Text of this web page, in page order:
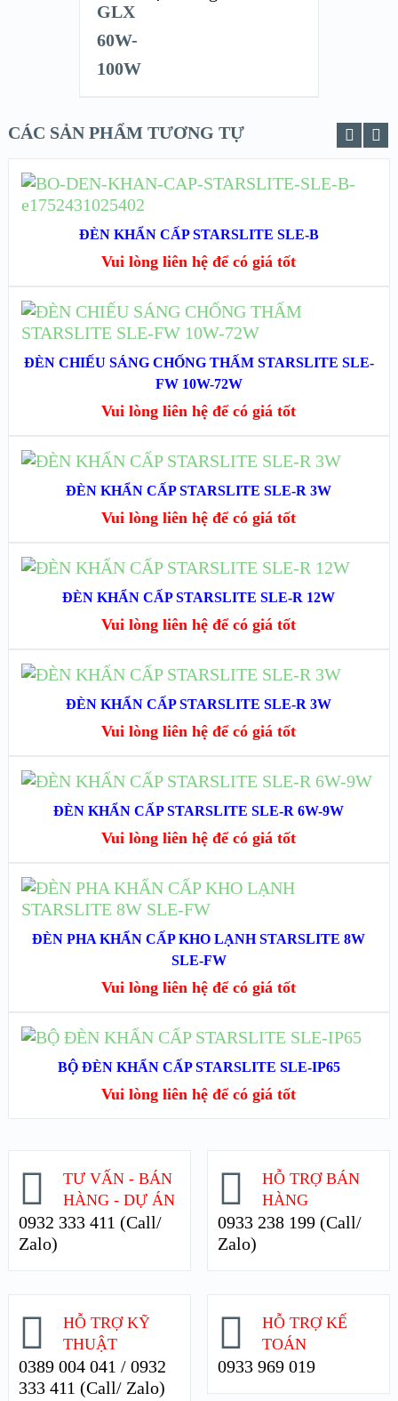
CÁC SẢN PHẨM TƯƠNG TỰ
XEM NHANH
ĐỌC TIẾP
ĐÈN KHẨN CẤP STARSLITE SLE-B
Vui lòng liên hệ để có giá tốt
XEM NHANH
XEM CHI TIẾT
ĐỌC TIẾP
ĐÈN CHIẾU SÁNG CHỐNG THẤM STARSLITE SLE-
FW 10W-72W
Vui lòng liên hệ để có giá tốt
XEM NHANH
XEM CHI TIẾT
ĐỌC TIẾP
ĐÈN KHẨN CẤP STARSLITE SLE-R 3W
Vui lòng liên hệ để có giá tốt
XEM NHANH
XEM CHI TIẾT
ĐỌC TIẾP
ĐÈN KHẨN CẤP STARSLITE SLE-R 12W
Vui lòng liên hệ để có giá tốt
XEM NHANH
XEM CHI TIẾT
ĐỌC TIẾP
ĐÈN KHẨN CẤP STARSLITE SLE-R 3W
Vui lòng liên hệ để có giá tốt
XEM NHANH
XEM CHI TIẾT
ĐỌC TIẾP
ĐÈN KHẨN CẤP STARSLITE SLE-R 6W-9W
Vui lòng liên hệ để có giá tốt
XEM NHANH
XEM CHI TIẾT
ĐỌC TIẾP
ĐÈN PHA KHẨN CẤP KHO LẠNH STARSLITE 8W
SLE-FW
Vui lòng liên hệ để có giá tốt
XEM NHANH
ĐỌC TIẾP
BỘ ĐÈN KHẨN CẤP STARSLITE SLE-IP65
Vui lòng liên hệ để có giá tốt
TƯ VẤN - BÁN
HÀNG - DỰ ÁN
0932 333 411 (Call/
Zalo)
HỖ TRỢ BÁN
HÀNG
0933 238 199 (Call/
Zalo)
HỖ TRỢ KỸ
THUẬT
0389 004 041 / 0932
333 411 (Call/ Zalo)
HỖ TRỢ KẾ
TOÁN
0933 969 019